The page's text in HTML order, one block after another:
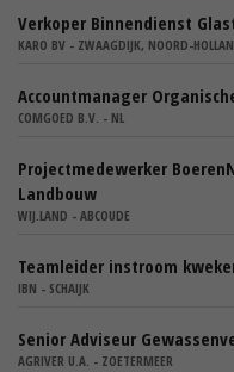
Verkoper Binnendienst
KARO BV - ZWAAGDIJK, NOORD-
Accountmanager
COMGOED B.V. - NL
Projectmedewerker
Landbouw
WIJ.LAND - ABCOUDE
Teamleider instroom
IBN - SCHAIJK
Senior Adviseur
AGRIVER U.A. - ZOETERMEER